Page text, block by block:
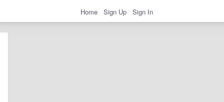
Home Sign Up Sign In